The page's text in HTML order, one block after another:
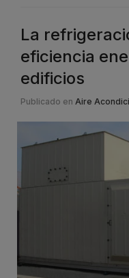
La
eficiencia
edificios
Publicado en Aire